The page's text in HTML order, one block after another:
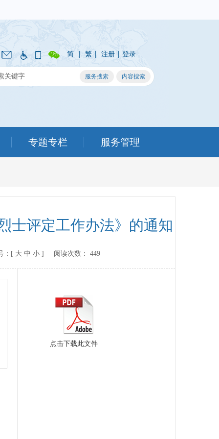
简 | 繁 | 注册 | 登录
专题专栏 服务管理
士评定工作办法》的通知
：[ 大 中 小 ] 阅读次数： 449
点击下载此文件